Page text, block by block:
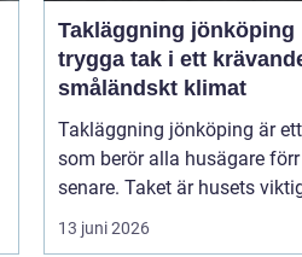
Takläggning jönköping
trygga tak i ett
småländskt klimat
Takläggning jönköping är
som berör alla husägare
senare. Taket är husets
13 juni 2026